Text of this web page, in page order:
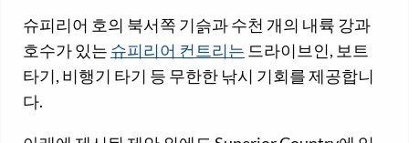
슈피리어 호의 북서쪽 기슭과 수천 개의 내륙 강과
호수가 있는 슈피리어 컨트리는 드라이브인, 보트
타기, 비행기 타기 등 무한한 낚시 기회를 제공합니
다.